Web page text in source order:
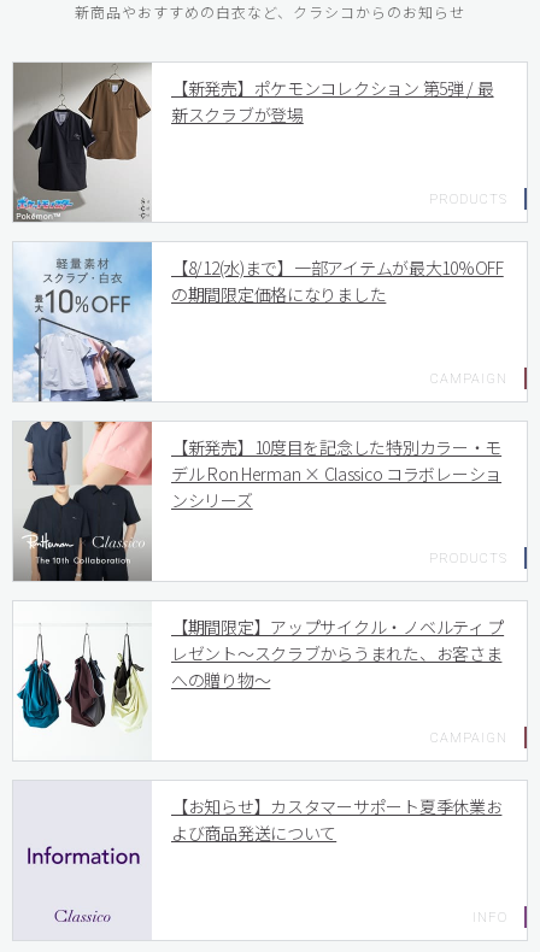
新商品やおすすめの白衣など、クラシコからのお知らせ
【新発売】ポケモンコレクション 第5弾 / 最
新スクラブが登場
【8/12(水)まで】一部アイテムが最大10%OFF
の期間限定価格になりました
【新発売】10度目を記念した特別カラー・モ
デル Ron Herman × Classico コラボレーショ
ンシリーズ
【期間限定】アップサイクル・ノベルティ プ
レゼント〜スクラブからうまれた、お客さま
への贈り物〜
【お知らせ】カスタマーサポート夏季休業お
よび商品発送について